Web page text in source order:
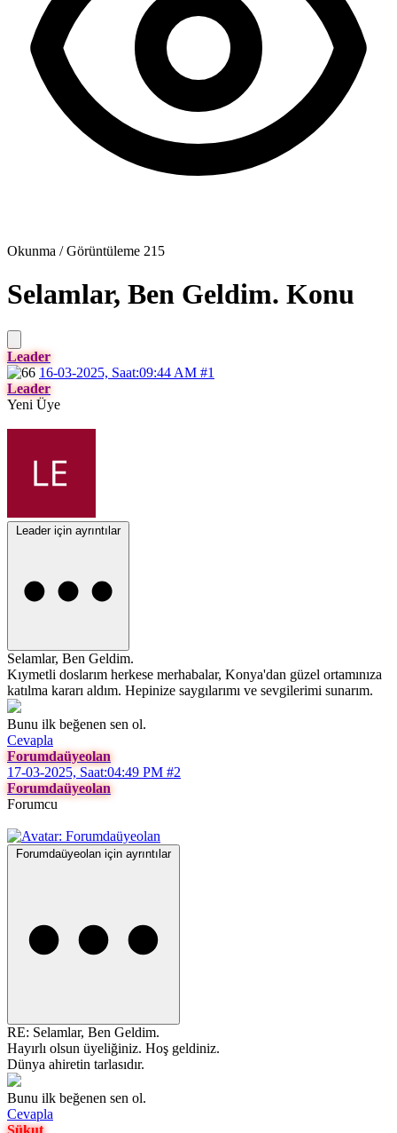
Okunma / Görüntüleme 215
Selamlar, Ben Geldim. Konu
Leader
16-03-2025, Saat:09:44 AM #1
Leader
Yeni Üye
Leader için ayrıntılar
Selamlar, Ben Geldim.
Kıymetli doslarım herkese merhabalar, Konya'dan güzel ortamınıza
katılma kararı aldım. Hepinize saygılarımı ve sevgilerimi sunarım.
Bunu ilk beğenen sen ol.
Cevapla
Forumdaüyeolan
17-03-2025, Saat:04:49 PM #2
Forumdaüyeolan
Forumcu
Forumdaüyeolan için ayrıntılar
RE: Selamlar, Ben Geldim.
Hayırlı olsun üyeliğiniz. Hoş geldiniz.
Dünya ahiretin tarlasıdır.
Bunu ilk beğenen sen ol.
Cevapla
Sükut